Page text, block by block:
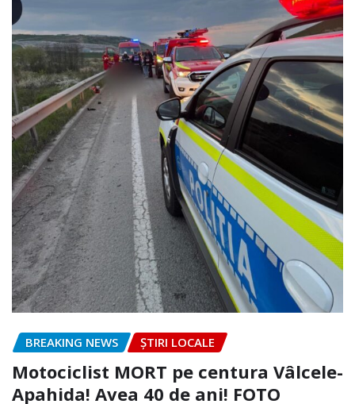
BREAKING NEWS ȘTIRI LOCALE
Motociclist MORT pe centura Vâlcele-
Apahida! Avea 40 de ani! FOTO